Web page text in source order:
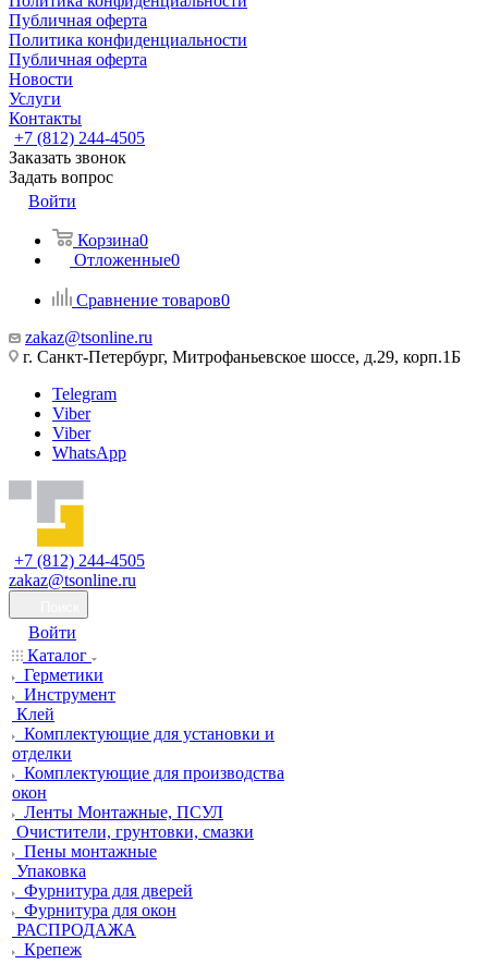
Публичная оферта
Политика конфиденциальности
Публичная оферта
Новости
Услуги
Контакты
+7 (812) 244-4505
Заказать звонок
Задать вопрос
Войти
Корзина0
Отложенные0
Сравнение товаров0
zakaz@tsonline.ru
г. Санкт-Петербург, Митрофаньевское шоссе, д.29, корп.1Б
Telegram
Viber
Viber
WhatsApp
+7 (812) 244-4505
zakaz@tsonline.ru
Войти
Каталог
Герметики
Инструмент
Клей
Комплектующие для установки и
отделки
Комплектующие для производства
окон
Ленты Монтажные, ПСУЛ
Очистители, грунтовки, смазки
Пены монтажные
Упаковка
Фурнитура для дверей
Фурнитура для окон
РАСПРОДАЖА
Крепеж